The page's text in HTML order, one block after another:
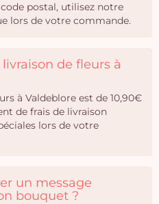
postal, utilisez notre
lors de votre commande.
de fleurs à
à Valdeblore est de 10,90€
de frais de livraison
lors de votre
un message
bouquet ?